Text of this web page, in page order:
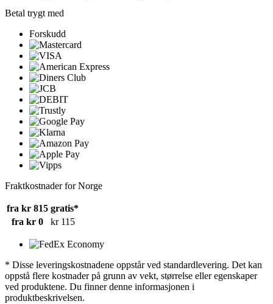
Betal trygt med
Forskudd
Fraktkostnader for Norge
fra kr 815 gratis*
fra kr 0
kr 115
* Disse leveringskostnadene oppstår ved standardlevering. Det kan
oppstå flere kostnader på grunn av vekt, størrelse eller egenskaper
ved produktene. Du finner denne informasjonen i
produktbeskrivelsen.